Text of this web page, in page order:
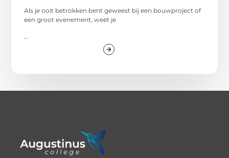
Als je ooit betrokken bent geweest bij een bouwproject of
een groot evenement, weet je